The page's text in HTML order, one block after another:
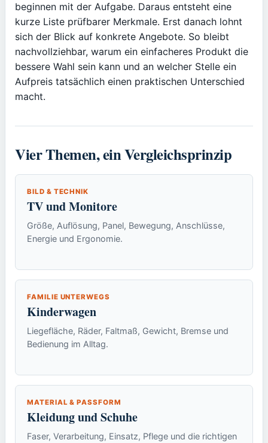
beginnen mit der Aufgabe. Daraus entsteht eine
kurze Liste prüfbarer Merkmale. Erst danach lohnt
sich der Blick auf konkrete Angebote. So bleibt
nachvollziehbar, warum ein einfacheres Produkt die
bessere Wahl sein kann und an welcher Stelle ein
Aufpreis tatsächlich einen praktischen Unterschied
macht.
Vier Themen, ein Vergleichsprinzip
BILD & TECHNIK
TV und Monitore
Größe, Auflösung, Panel, Bewegung, Anschlüsse,
Energie und Ergonomie.
FAMILIE UNTERWEGS
Kinderwagen
Liegefläche, Räder, Faltmaß, Gewicht, Bremse und
Bedienung im Alltag.
MATERIAL & PASSFORM
Kleidung und Schuhe
Faser, Verarbeitung, Einsatz, Pflege und die richtigen